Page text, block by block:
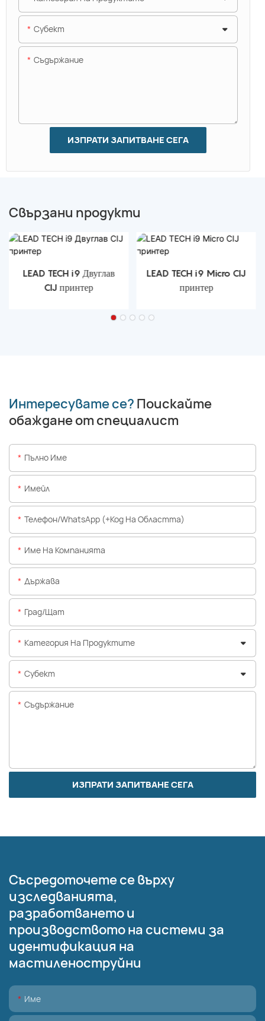
Субект
Съдържание
ИЗПРАТИ ЗАПИТВАНЕ СЕГА
Свързани продукти
LEAD TECH i9 Двуглав
CIJ принтер
LEAD TECH i9 Micro CIJ
принтер
Интересувате се? Поискайте
обаждане от специалист
Пълно Име
Имейл
Телефон/WhatsApp (+Код На Областта)
Име На Компанията
Държава
Град/щат
Категория На Продуктите
Субект
Съдържание
ИЗПРАТИ ЗАПИТВАНЕ СЕГА
Съсредоточете се върху
изследванията,
разработването и
производството на системи за
идентификация на
мастиленоструйни
Име